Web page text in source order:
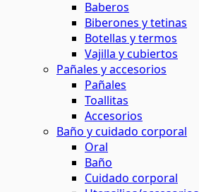
y horticultura
residuos
corporalBaberos
Biberones y tetinas
Botellas y termos
Vajilla y cubiertos
Pañales y accesorios
Pañales
Toallitas
Accesorios
Baño y cuidado corporal
Oral
Baño
Cuidado corporal